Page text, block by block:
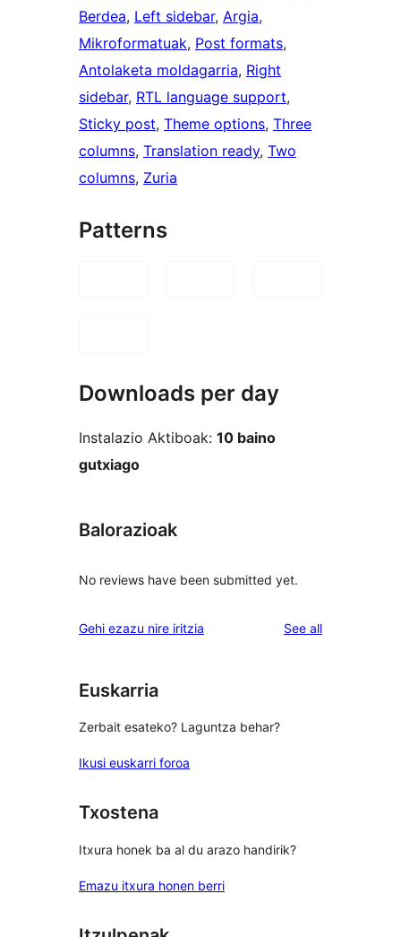
Berdea, Left sidebar, Argia
Mikroformatuak, Post formats
Antolaketa moldagarria, Right
sidebar, RTL language support
Sticky post, Theme options, Three
columns, Translation ready, Two
columns, Zuria
Patterns
Downloads per day
Instalazio Aktiboak: 10 baino
gutxiago
Balorazioak
No reviews have been submitted yet.
Gehi ezazu nire iritzia See allreviews
Euskarria
Zerbait esateko? Laguntza behar?
Ikusi euskarri foroa
Txostena
Itxura honek ba al du arazo handirik?
Emazu itxura honen berri